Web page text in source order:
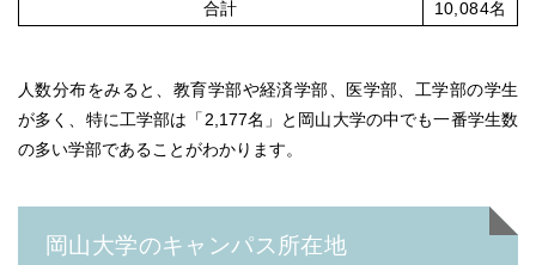
合計 10,084名
人数分布をみると、教育学部や経済学部、医学部、工学部の学生
が多く、特に工学部は「2,177名」と岡山大学の中でも一番学生数
の多い学部であることがわかります。
岡山大学のキャンパス所在地